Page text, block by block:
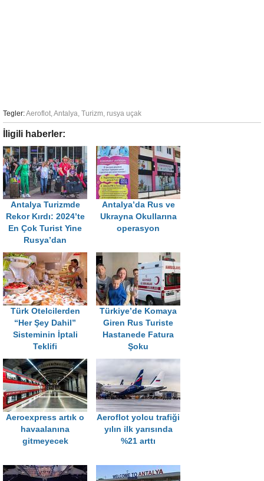
Tegler:Aeroflot,Antalya, Turizm, rusya uçak
İligili haberler:
Antalya Turizmde
Rekor Kırdı: 2024’te
En Çok Turist Yine
Rusya’dan
Antalya’da Rus ve
Ukrayna Okullarına
operasyon
Türk Otelcilerden
“Her Şey Dahil”
Sisteminin İptali
Teklifi
Türkiye’de Komaya
Giren Rus Turiste
Hastanede Fatura
Şoku
Aeroexpress artık o
havaalanına
gitmeyecek
Aeroflot yolcu trafiği
yılın ilk yarısında
%21 arttı